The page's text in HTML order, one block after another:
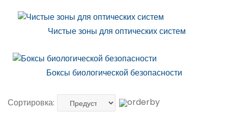
Чистые зоны для оптических систем
Боксы биологической безопасности
Сортировка: